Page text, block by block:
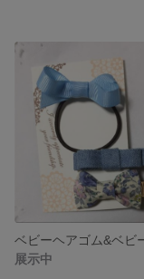
展示中